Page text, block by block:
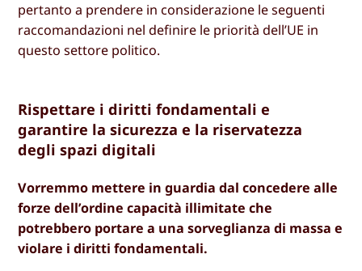
pertanto a prendere in considerazione le seguenti
raccomandazioni nel definire le priorità dell’UE in
questo settore politico.
Rispettare i diritti fondamentali e
garantire la sicurezza e la riservatezza
degli spazi digitali
Vorremmo mettere in guardia dal concedere alle
forze dell’ordine capacità illimitate che
potrebbero portare a una sorveglianza di massa e
violare i diritti fondamentali.